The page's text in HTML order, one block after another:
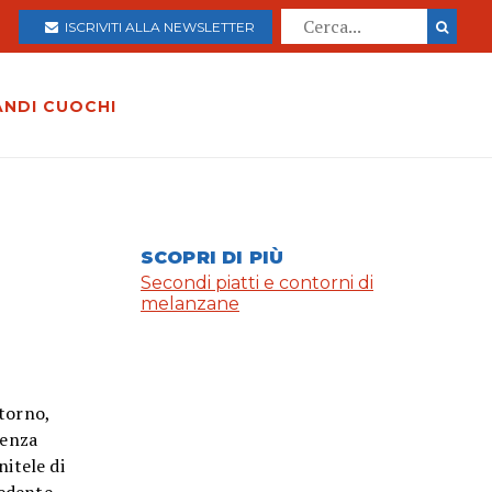
ISCRIVITI ALLA NEWSLETTER
CUOCHI
di
SCOPRI DI PIÙ
Secondi piatti e contorni di
melanzane